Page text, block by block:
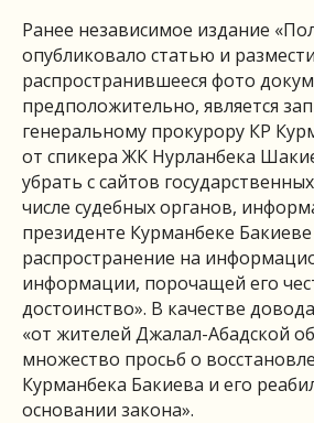
Ранее независимое издание
опубликовало статью и
распространившееся фото
предположительно, является
генеральному прокурору КР
от спикера ЖК Нурланбека
убрать с сайтов
числе судебных органов,
президенте Курманбеке
распространение на
информации, порочащей его
достоинство». В качестве
«от жителей Джалал-Абадской
множество просьб о
Курманбека Бакиева и его
основании закона».